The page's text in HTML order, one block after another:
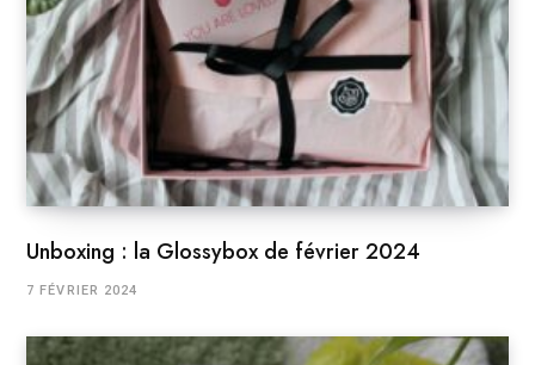
Unboxing : la Glossybox de février 2024
7 FÉVRIER 2024